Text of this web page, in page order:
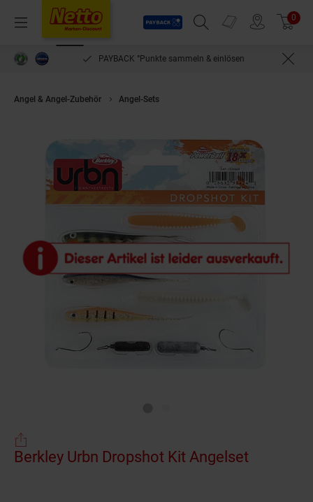
Menü
Payback
Suchfeld einblenden
Prospekte 0
PAYBACK °Punkte sammeln & einlösen
Angel & Angel-Zubehör Angel-Sets
Berkley Urbn Dropshot Kit Angelset